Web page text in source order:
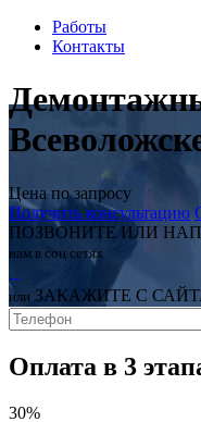
Работы
Контакты
Цена по запросу
Получить консультацию
ПОЗВОНИТЕ ИЛИ
нам в соц.сетях
или ЗАКАЖИТЕ С
Оплата в 3
30%